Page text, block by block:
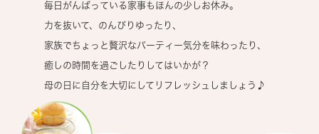
毎日がんばっている家事もほんの少しお休み。
力を抜いて、のんびりゆったり、
家族でちょっと贅沢なパーティー気分を味わったり、
癒しの時間を過ごしたりしてはいかが？
母の日に自分を大切にしてリフレッシュしましょう♪